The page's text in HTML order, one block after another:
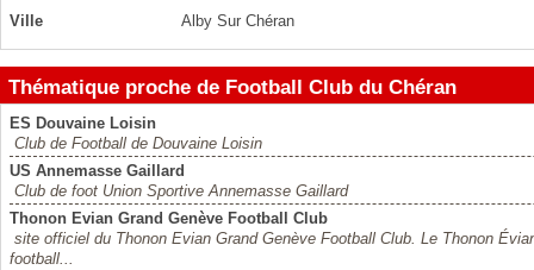
Ville
Alby Sur Chéran
Thématique proche de Football Club du Chéran
ES Douvaine Loisin
Club de Football de Douvaine Loisin
US Annemasse Gaillard
Club de foot Union Sportive Annemasse Gaillard
Thonon Evian Grand Genève Football Club
site officiel du Thonon Evian Grand Genève Football Club. Le Thonon
football...